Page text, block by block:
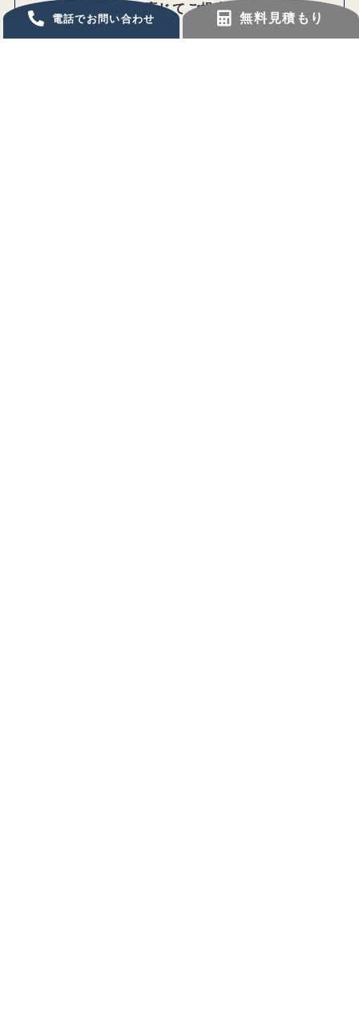
お客様のお求めに応じてご提案～お見積りを行
います。
電話でお問い合わせ 無料見積もり